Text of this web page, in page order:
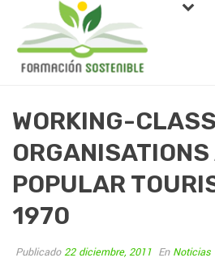
WORKING-CLASS
POPULAR
1970
Publicado22 diciembre, 2011 En Noticias